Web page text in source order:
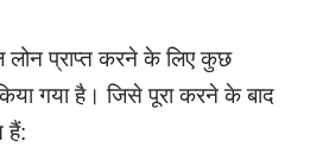
लोन प्राप्त करने के लिए कुछ
किया गया है। जिसे पूरा करने के बाद
हैं: